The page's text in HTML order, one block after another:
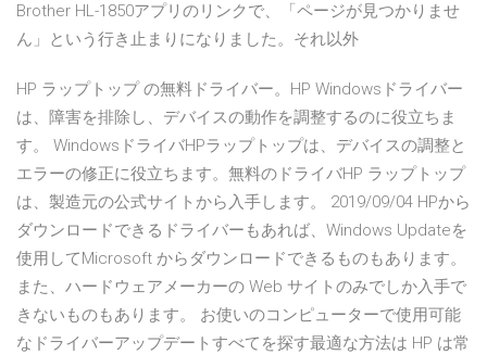
Brother HL-1850アプリのリンクで、「ページが見つかりませ
ん」という行き止まりになりました。それ以外
HP ラップトップ の無料ドライバー。HP Windowsドライバー
は、障害を排除し、デバイスの動作を調整するのに役立ちま
す。 WindowsドライバHPラップトップは、デバイスの調整と
エラーの修正に役立ちます。無料のドライバHP ラップトップ
は、製造元の公式サイトから入手します。 2019/09/04 HPから
ダウンロードできるドライバーもあれば、Windows Updateを
使用してMicrosoft からダウンロードできるものもあります。
また、ハードウェアメーカーの Web サイトのみでしか入手で
きないものもあります。 お使いのコンピューターで使用可能
なドライバーアップデートすべてを探す最適な方法は HP は常